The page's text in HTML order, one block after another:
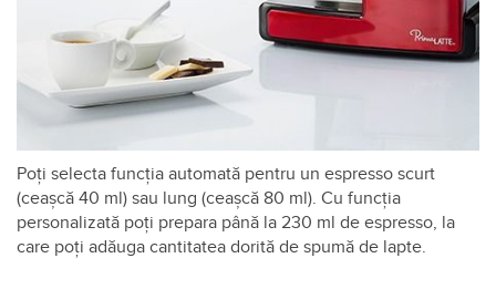
Poți selecta funcția automată pentru un espresso scurt
(ceașcă 40 ml) sau lung (ceașcă 80 ml). Cu funcția
personalizată poți prepara până la 230 ml de espresso, la
care poți adăuga cantitatea dorită de spumă de lapte.